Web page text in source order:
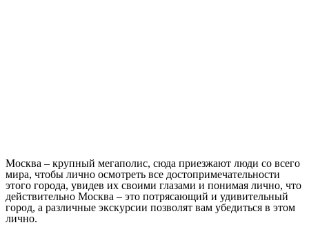
Москва – крупный мегаполис, сюда приезжают люди со всего
мира, чтобы лично осмотреть все достопримечательности
этого города, увидев их своими глазами и понимая лично, что
действительно Москва – это потрясающий и удивительный
город, а различные экскурсии позволят вам убедиться в этом
лично.